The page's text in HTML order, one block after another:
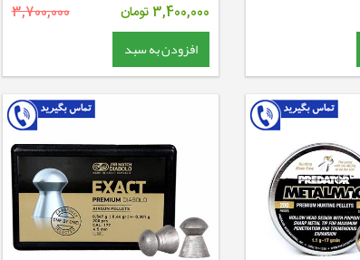
3,400,000تومان 3,700,000
افزودن به سبد